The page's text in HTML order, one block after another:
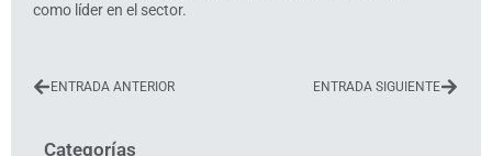
como líder en el sector.
ENTRADA ANTERIOR ENTRADA SIGUIENTE
Categorías